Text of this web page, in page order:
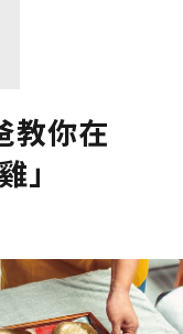
教你在
」